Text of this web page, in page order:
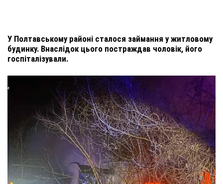
У Полтавському районі сталося займання у житловому
будинку. Внаслідок цього постраждав чоловік, його
госпіталізували.